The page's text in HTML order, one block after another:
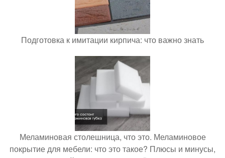
Подготовка к имитации кирпича: что важно знать
Меламиновая столешница, что это. Меламиновое
покрытие для мебели: что это такое? Плюсы и минусы,